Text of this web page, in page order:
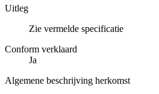
Uitleg
Zie vermelde specificatie
Conform verklaard
Ja
Algemene beschrijving herkomst